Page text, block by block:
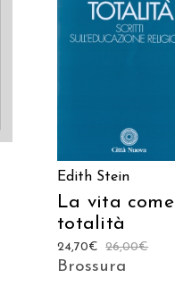
AGGIUNGI AL
Edith Stein
La vita come
totalità
26,00€
24,70€
Brossura